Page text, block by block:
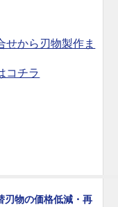
せから刃物製作ま
コチラ
刃物の価格低減・再